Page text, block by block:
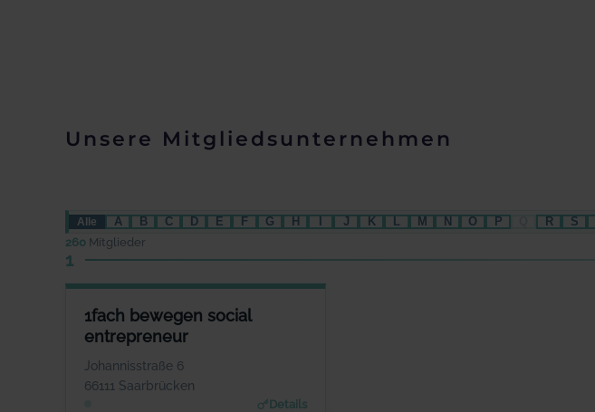
Unsere Mitgliedsunternehmen
Alle A B C D E F G H J K L M N O P R S
260 Mitglieder
1
1fach bewegen social
entrepreneur
Johannisstraße 6
66111 Saarbrücken
Details
1FACH BEWEGEN SOCIAL ENTREPRENEUR
www.1fach-bewegen.de